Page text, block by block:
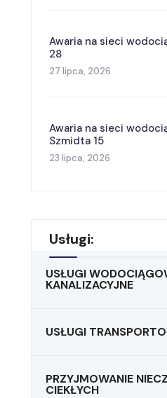
Awaria na sieci
28
27 lipca, 2026
Awaria na sieci
Szmidta 15
23 lipca, 2026
Usługi:
USŁUGI
KANALIZACYJNE
USŁUGI
PRZYJMOWANIE
CIEKŁYCH